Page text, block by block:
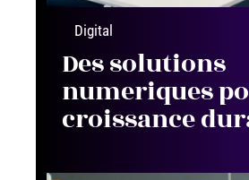
Digital
Des solutions
numeriques
croissance